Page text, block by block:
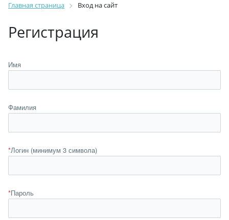
Главная страница Вход на сайт
Регистрация
Имя
Фамилия
*Логин (минимум 3 символа)
*Пароль